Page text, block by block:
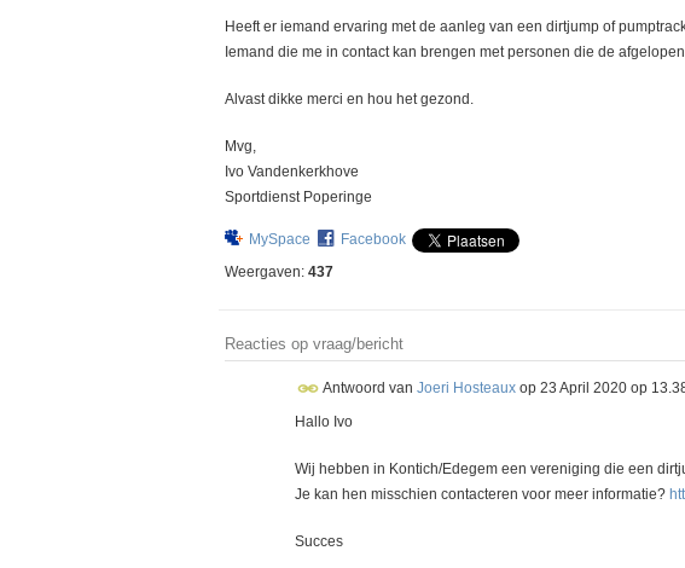
Heeft er iemand ervaring met de aanleg van een dirtjump of
Iemand die me in contact kan brengen met personen die de
Alvast dikke merci en hou het gezond.
Mvg,
Ivo Vandenkerkhove
Sportdienst Poperinge
MySpace
Facebook
Weergaven: 437
Reacties op vraag/bericht
Antwoord van Joeri Hosteaux op 23 April 2020 op
Hallo Ivo
Wij hebben in Kontich/Edegem een vereniging die een
Je kan hen misschien contacteren voor meer informatie?
Succes